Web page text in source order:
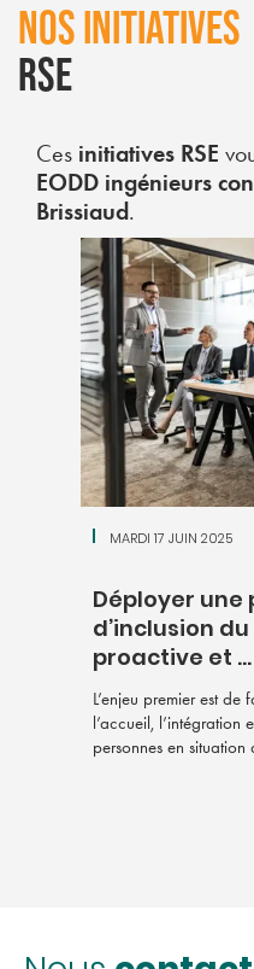
NOS INITIATIVES
RSE
Ces initiatives RSE
EODD ingénieurs
Brissiaud.
MARDI 17 JUIN 2025
Déployer
d’inclusion
proactive et ...
L’enjeu premier est
l’accueil, l’intégration
personnes en situation